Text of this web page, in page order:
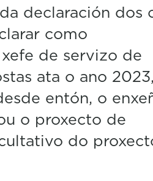
declaración dos
como
de servizo de
ata o ano
entón, o
o proxecto de
do